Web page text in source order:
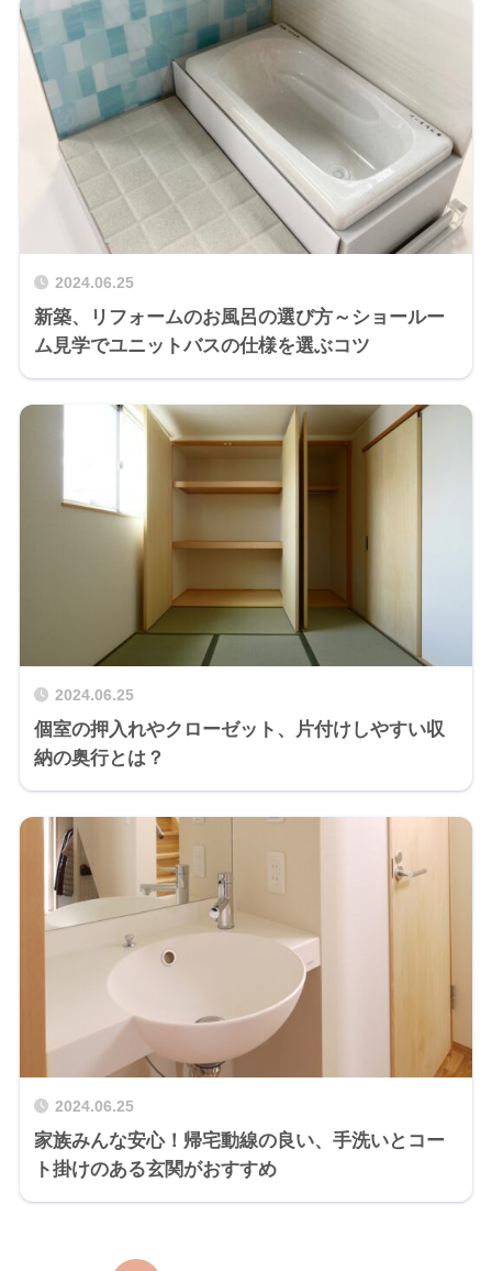
2024.06.25
新築、リフォームのお風呂の選び方～ショールー
ム見学でユニットバスの仕様を選ぶコツ
2024.06.25
個室の押入れやクローゼット、片付けしやすい収
納の奥行とは？
2024.06.25
家族みんな安心！帰宅動線の良い、手洗いとコー
ト掛けのある玄関がおすすめ